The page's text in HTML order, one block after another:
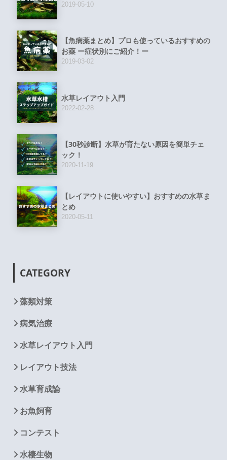
2019-05-10
【魚病薬まとめ】プロも使っているおすすめの
お薬 ー症状別にご紹介！ー
2019-03-02
水草レイアウト入門
2022-02-28
【30秒診断】水草が育たない原因を簡単チェ
ック！
2020-11-19
【レイアウトに使いやすい】おすすめの水草ま
とめ
2020-05-11
CATEGORY
藻類対策
病気治療
水草レイアウト入門
レイアウト技法
水草育成論
お魚飼育
コンテスト
水棲生物